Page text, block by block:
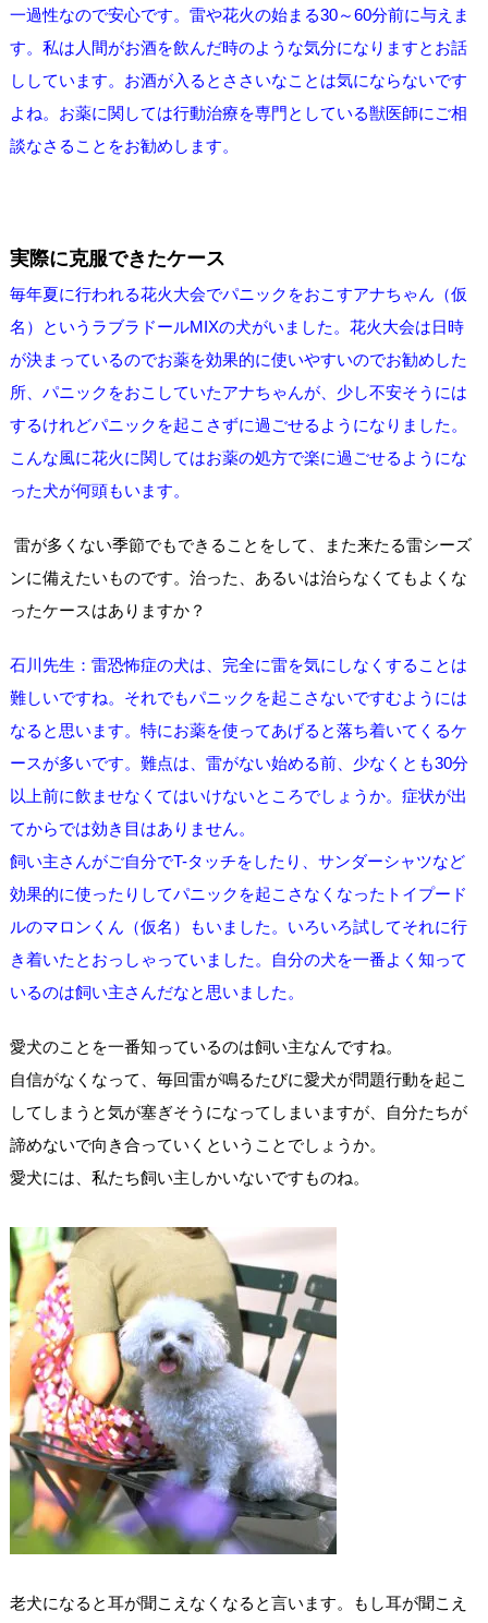
一過性なので安心です。雷や花火の始まる30～60分前に与えま
す。私は人間がお酒を飲んだ時のような気分になりますとお話
ししています。お酒が入るとささいなことは気にならないです
よね。お薬に関しては行動治療を専門としている獣医師にご相
談なさることをお勧めします。
実際に克服できたケース
毎年夏に行われる花火大会でパニックをおこすアナちゃん（仮
名）というラブラドールMIXの犬がいました。花火大会は日時
が決まっているのでお薬を効果的に使いやすいのでお勧めした
所、パニックをおこしていたアナちゃんが、少し不安そうには
するけれどパニックを起こさずに過ごせるようになりました。
こんな風に花火に関してはお薬の処方で楽に過ごせるようにな
った犬が何頭もいます。
雷が多くない季節でもできることをして、また来たる雷シーズ
ンに備えたいものです。治った、あるいは治らなくてもよくな
ったケースはありますか？
石川先生：雷恐怖症の犬は、完全に雷を気にしなくすることは
難しいですね。それでもパニックを起こさないですむようには
なると思います。特にお薬を使ってあげると落ち着いてくるケ
ースが多いです。難点は、雷がない始める前、少なくとも30分
以上前に飲ませなくてはいけないところでしょうか。症状が出
てからでは効き目はありません。
飼い主さんがご自分でT-タッチをしたり、サンダーシャツなど
効果的に使ったりしてパニックを起こさなくなったトイプード
ルのマロンくん（仮名）もいました。いろいろ試してそれに行
き着いたとおっしゃっていました。自分の犬を一番よく知って
いるのは飼い主さんだなと思いました。
愛犬のことを一番知っているのは飼い主なんですね。
自信がなくなって、毎回雷が鳴るたびに愛犬が問題行動を起こ
してしまうと気が塞ぎそうになってしまいますが、自分たちが
諦めないで向き合っていくということでしょうか。
愛犬には、私たち飼い主しかいないですものね。
老犬になると耳が聞こえなくなると言います。もし耳が聞こえ